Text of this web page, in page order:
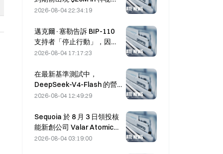
330 美元履約價買權部位
2026-08-04 22:34:19
邁克爾·塞勒告訴 BIP-110
支持者「停止行動」，因礦
工支持率停滯於 2.70%。
2026-08-04 17:17:23
在最新基準測試中，
DeepSeek-V4-Flash 的營
運成本在主流 AI 模型中最
2026-08-04 12:49:29
Sequoia 於 8 月 3 日領投核
能新創公司 Valar Atomics
的 $1B 股權融資輪
2026-08-04 03:19:00